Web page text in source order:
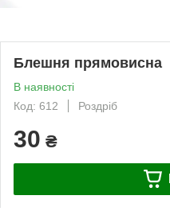
Блешня прямовисна
В наявності
Код: 612
Роздріб
30 ₴